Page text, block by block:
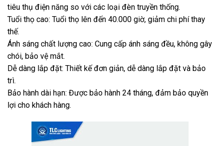
tiêu thụ điện năng so với các loại đèn truyền thống.
Tuổi thọ cao: Tuổi thọ lên đến 40.000 giờ, giảm chi phí thay
thế.
Ánh sáng chất lượng cao: Cung cấp ánh sáng đều, không gây
chói, bảo vệ mắt.
Dễ dàng lắp đặt: Thiết kế đơn giản, dễ dàng lắp đặt và bảo
trì.
Bảo hành dài hạn: Được bảo hành 24 tháng, đảm bảo quyền
lợi cho khách hàng.